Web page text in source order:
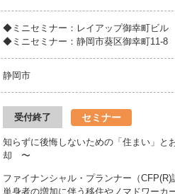
◆ミニセミナー：レイアップ御幸町ビ
◆ミニセミナー：静岡市葵区御幸町11-
静岡市
受付終了 セミナー
知らずに後悔しないための「住まい」
却 〜
ファイナンシャル・プランナー（CFP(R)
単身者の増加に伴う移住やノマドワーカ